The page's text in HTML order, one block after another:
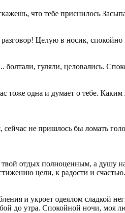
что тебе приснилось
разговор! Целую в носик,
болтали, гуляли, целовались.
одна и думает о тебе. Каким
сейчас не пришлось бы ломать
отдых полноценным, а душу
цели, к радости и счастью.
и укроет одеялом сладкой
до утра. Спокойной ночи, моя